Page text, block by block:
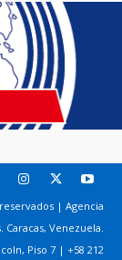
| Agencia
Venezuela.
Piso 7 | +58 212